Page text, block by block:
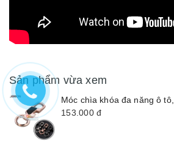
Sản phẩm vừa xem
Móc chìa khóa đa năng ô
153.000đ